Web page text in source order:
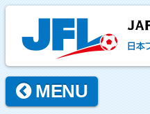
MENU